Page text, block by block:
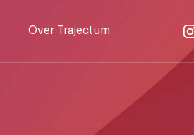
Over Trajectum